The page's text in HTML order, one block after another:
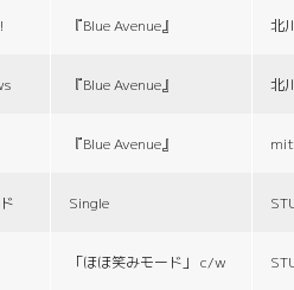
『Blue Avenue』 北
『Blue Avenue』 北
『Blue Avenue』
Single
「ほほ笑みモード」 c/w